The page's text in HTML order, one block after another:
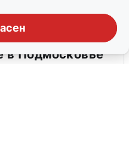
на
в Подмосковье